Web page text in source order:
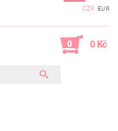
CZK EUR
0 0 Kč